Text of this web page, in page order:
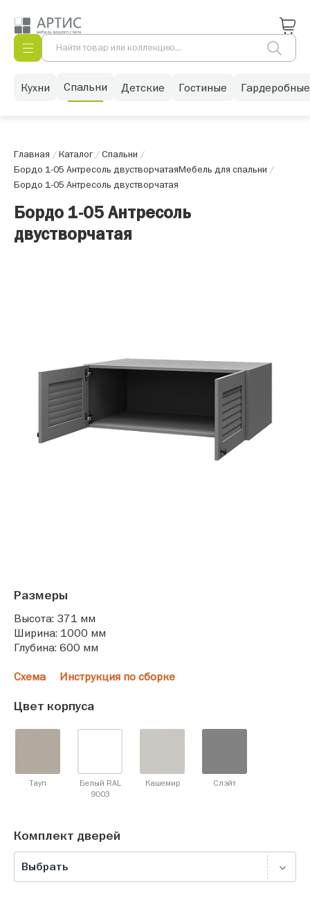
Кухни Спальни Детские Гостиные Гардеробные
Главная /Каталог/Спальни /
Бордо 1-05 Антресоль двустворчатаяМебель для спальни /
Бордо 1-05 Антресоль двустворчатая
Бордо 1-05 Антресоль
двустворчатая
Размеры
Высота: 371 мм
Ширина: 1000 мм
Глубина: 600 мм
Схема Инструкция по сборке
Цвет корпуса
Тауп
Белый RAL
9003
Кашемир Слэйт
Комплект дверей
Выбрать